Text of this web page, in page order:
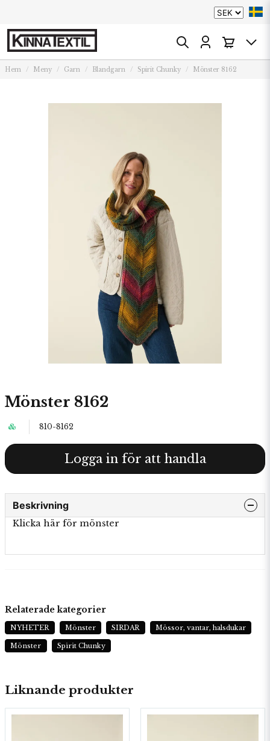
Hem Meny Garn Blandgarn Spirit Chunky Mönster 8162
Mönster 8162
810-8162
Logga in för att handla
Beskrivning
Klicka här för mönster
Liknande produkter
Relaterade kategorier
NYHETER Mönster SIRDAR Mössor, vantar, halsdukar
Mönster Spirit Chunky